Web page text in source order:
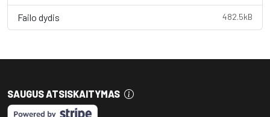
Failo dydis 482.5kB
SAUGUS ATSISKAITYMAS